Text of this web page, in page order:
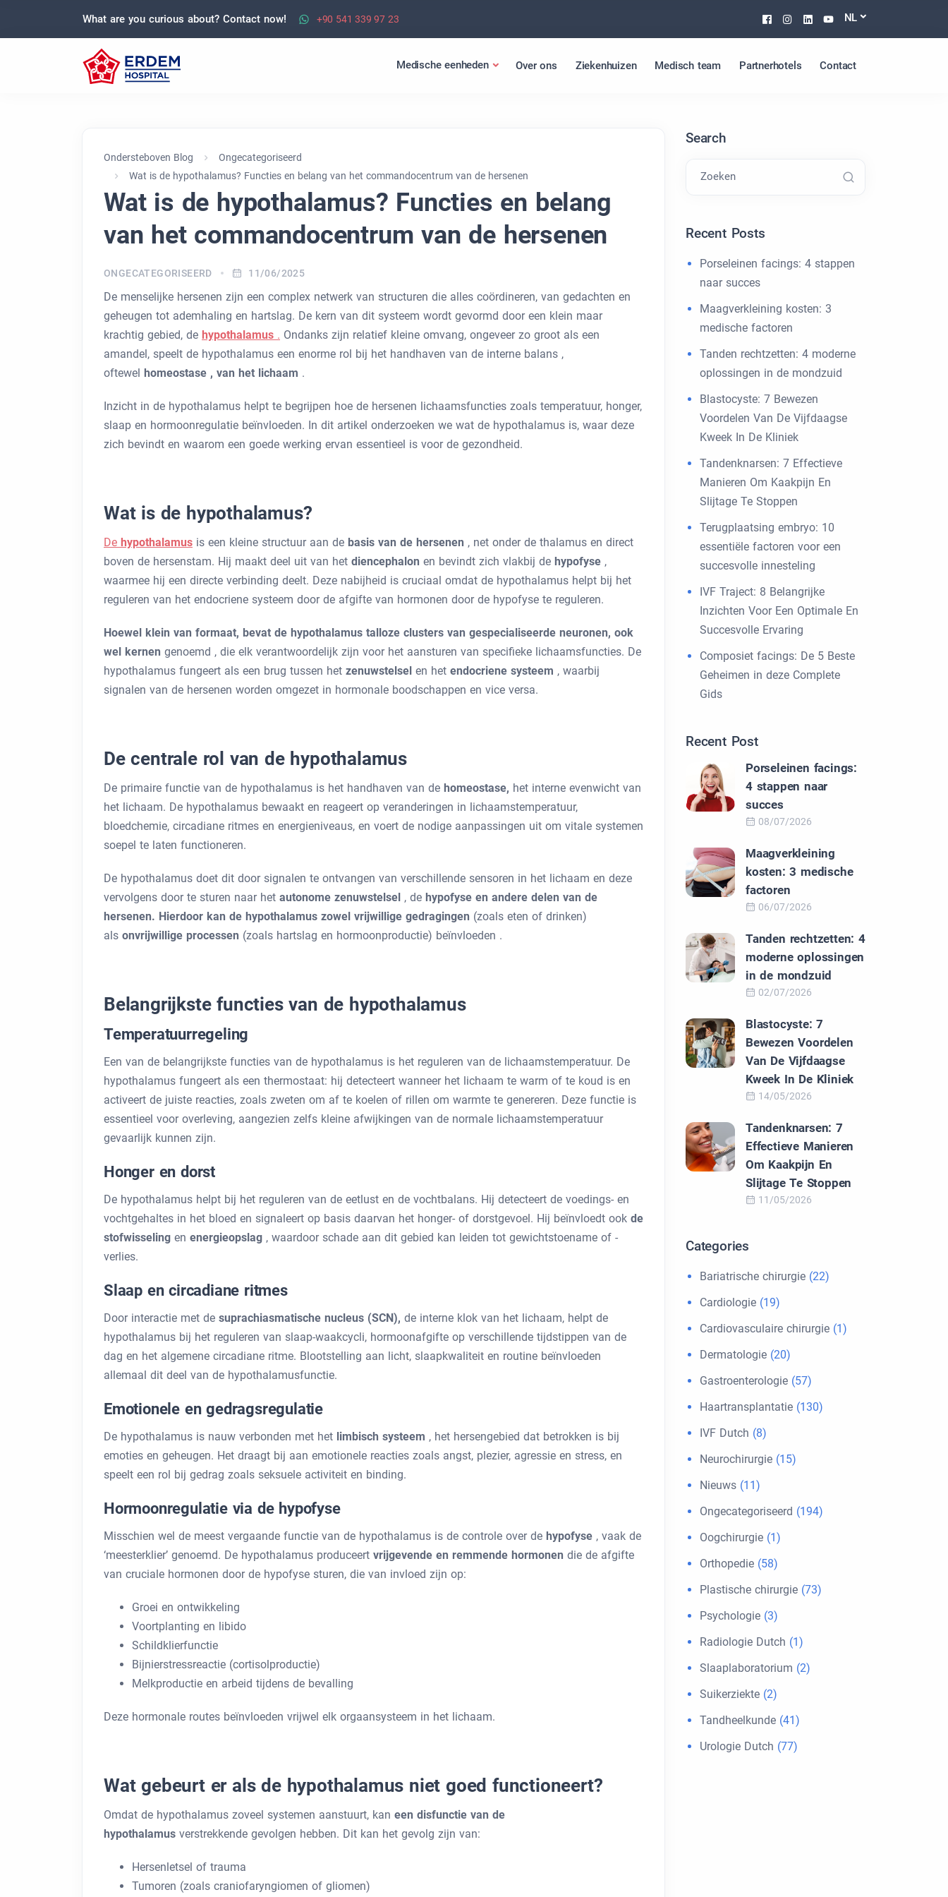
What are you curious about? Contact now! +90 541 339 97 23 Facebook
Instagram
Linkedin
Youtube
NL
Medische eenheden Over ons Ziekenhuizen Medisch team Partnerhotels Contact
Ondersteboven Blog
Ongecategoriseerd
Wat is de hypothalamus? Functies en belang van het commandocentrum van de hersenen
Wat is de hypothalamus? Functies en belang
van het commandocentrum van de hersenen
ONGECATEGORISEERD 11/06/2025
De menselijke hersenen zijn een complex netwerk van structuren die alles coördineren, van gedachten en
geheugen tot ademhaling en hartslag. De kern van dit systeem wordt gevormd door een klein maar
krachtig gebied, de hypothalamus . Ondanks zijn relatief kleine omvang, ongeveer zo groot als een
amandel, speelt de hypothalamus een enorme rol bij het handhaven van de interne balans ,
oftewel homeostase , van het lichaam .
Inzicht in de hypothalamus helpt te begrijpen hoe de hersenen lichaamsfuncties zoals temperatuur, honger,
slaap en hormoonregulatie beïnvloeden. In dit artikel onderzoeken we wat de hypothalamus is, waar deze
zich bevindt en waarom een ​​goede werking ervan essentieel is voor de gezondheid.
Wat is de hypothalamus?
De hypothalamus is een kleine structuur aan de basis van de hersenen , net onder de thalamus en direct
boven de hersenstam. Hij maakt deel uit van het diencephalon en bevindt zich vlakbij de hypofyse ,
waarmee hij een directe verbinding deelt. Deze nabijheid is cruciaal omdat de hypothalamus helpt bij het
reguleren van het endocriene systeem door de afgifte van hormonen door de hypofyse te reguleren.
Hoewel klein van formaat, bevat de hypothalamus talloze clusters van gespecialiseerde neuronen, ook
wel kernen genoemd , die elk verantwoordelijk zijn voor het aansturen van specifieke lichaamsfuncties. De
hypothalamus fungeert als een brug tussen het zenuwstelsel en het endocriene systeem , waarbij
signalen van de hersenen worden omgezet in hormonale boodschappen en vice versa.
De centrale rol van de hypothalamus
De primaire functie van de hypothalamus is het handhaven van de homeostase, het interne evenwicht van
het lichaam. De hypothalamus bewaakt en reageert op veranderingen in lichaamstemperatuur,
bloedchemie, circadiane ritmes en energieniveaus, en voert de nodige aanpassingen uit om vitale systemen
soepel te laten functioneren.
De hypothalamus doet dit door signalen te ontvangen van verschillende sensoren in het lichaam en deze
vervolgens door te sturen naar het autonome zenuwstelsel , de hypofyse en andere delen van de
hersenen. Hierdoor kan de hypothalamus zowel vrijwillige gedragingen (zoals eten of drinken)
als onvrijwillige processen (zoals hartslag en hormoonproductie) beïnvloeden .
Belangrijkste functies van de hypothalamus
Temperatuurregeling
Een van de belangrijkste functies van de hypothalamus is het reguleren van de lichaamstemperatuur. De
hypothalamus fungeert als een thermostaat: hij detecteert wanneer het lichaam te warm of te koud is en
activeert de juiste reacties, zoals zweten om af te koelen of rillen om warmte te genereren. Deze functie is
essentieel voor overleving, aangezien zelfs kleine afwijkingen van de normale lichaamstemperatuur
gevaarlijk kunnen zijn.
Honger en dorst
De hypothalamus helpt bij het reguleren van de eetlust en de vochtbalans. Hij detecteert de voedings- en
vochtgehaltes in het bloed en signaleert op basis daarvan het honger- of dorstgevoel. Hij beïnvloedt ook de
stofwisseling en energieopslag , waardoor schade aan dit gebied kan leiden tot gewichtstoename of -
verlies.
Slaap en circadiane ritmes
Door interactie met de suprachiasmatische nucleus (SCN), de interne klok van het lichaam, helpt de
hypothalamus bij het reguleren van slaap-waakcycli, hormoonafgifte op verschillende tijdstippen van de
dag en het algemene circadiane ritme. Blootstelling aan licht, slaapkwaliteit en routine beïnvloeden
allemaal dit deel van de hypothalamusfunctie.
Emotionele en gedragsregulatie
De hypothalamus is nauw verbonden met het limbisch systeem , het hersengebied dat betrokken is bij
emoties en geheugen. Het draagt ​​bij aan emotionele reacties zoals angst, plezier, agressie en stress, en
speelt een rol bij gedrag zoals seksuele activiteit en binding.
Hormoonregulatie via de hypofyse
Misschien wel de meest vergaande functie van de hypothalamus is de controle over de hypofyse , vaak de
‘meesterklier’ genoemd. De hypothalamus produceert vrijgevende en remmende hormonen die de afgifte
van cruciale hormonen door de hypofyse sturen, die van invloed zijn op:
Groei en ontwikkeling
Voortplanting en libido
Schildklierfunctie
Bijnierstressreactie (cortisolproductie)
Melkproductie en arbeid tijdens de bevalling
Deze hormonale routes beïnvloeden vrijwel elk orgaansysteem in het lichaam.
Wat gebeurt er als de hypothalamus niet goed functioneert?
Omdat de hypothalamus zoveel systemen aanstuurt, kan een disfunctie van de
hypothalamus verstrekkende gevolgen hebben. Dit kan het gevolg zijn van:
Hersenletsel of trauma
Tumoren (zoals craniofaryngiomen of gliomen)
Search
Zoeken
Recent Posts
Porseleinen facings: 4 stappen
naar succes
Maagverkleining kosten: 3
medische factoren
Tanden rechtzetten: 4 moderne
oplossingen in de mondzuid
Blastocyste: 7 Bewezen
Voordelen Van De Vijfdaagse
Kweek In De Kliniek
Tandenknarsen: 7 Effectieve
Manieren Om Kaakpijn En
Slijtage Te Stoppen
Terugplaatsing embryo: 10
essentiële factoren voor een
succesvolle innesteling
IVF Traject: 8 Belangrijke
Inzichten Voor Een Optimale En
Succesvolle Ervaring
Composiet facings: De 5 Beste
Geheimen in deze Complete
Gids
Recent Post
Porseleinen facings:
4 stappen naar
succes
08/07/2026
Maagverkleining
kosten: 3 medische
factoren
06/07/2026
Tanden rechtzetten: 4
moderne oplossingen
in de mondzuid
02/07/2026
Blastocyste: 7
Bewezen Voordelen
Van De Vijfdaagse
Kweek In De Kliniek
14/05/2026
Tandenknarsen: 7
Effectieve Manieren
Om Kaakpijn En
Slijtage Te Stoppen
11/05/2026
Categories
Bariatrische chirurgie (22)
Cardiologie (19)
Cardiovasculaire chirurgie (1)
Dermatologie (20)
Gastroenterologie (57)
Haartransplantatie (130)
IVF Dutch (8)
Neurochirurgie (15)
Nieuws (11)
Ongecategoriseerd (194)
Oogchirurgie (1)
Orthopedie (58)
Plastische chirurgie (73)
Psychologie (3)
Radiologie Dutch (1)
Slaaplaboratorium (2)
Suikerziekte (2)
Tandheelkunde (41)
Urologie Dutch (77)